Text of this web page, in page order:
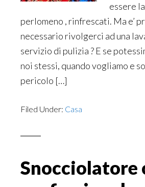
essere
perlomeno , rinfrescati. Ma e’
necessario rivolgerci ad una
servizio di pulizia ? E se
noi stessi, quando vogliamo e
pericolo […]
Filed Under: Casa
Snocciolatore